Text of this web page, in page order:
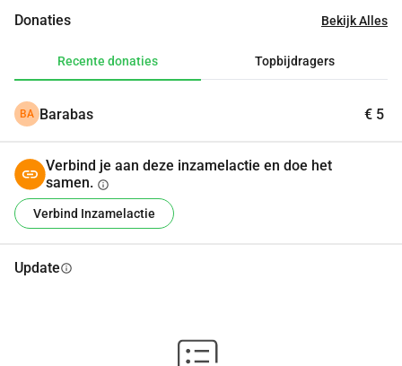
Donaties Bekijk Alles
Recente donaties Topbijdragers
BA Barabas € 5
Verbind je aan deze inzamelactie en doe het
samen. info
Verbind Inzamelactie
Updateinfo